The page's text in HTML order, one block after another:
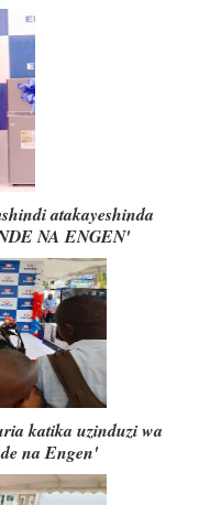
atakayeshinda
NA ENGEN'
katika uzinduzi wa
na Engen'